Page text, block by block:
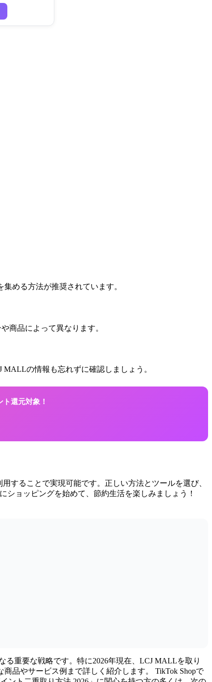
める方法が推奨されています。
商品によって異なります。
の情報も忘れずに確認しましょう。
還元対象！
することで実現可能です。正しい方法とツールを選び、
ショッピングを始めて、節約生活を楽しみましょう！
重要な戦略です。特に2026年現在、LCJ MALLを取り
品やサービス例まで詳しく紹介します。 TikTok Shopで